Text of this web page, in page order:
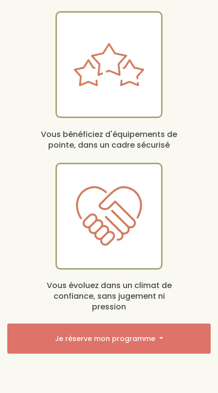
Vous bénéficiez d'équipements de
pointe, dans un cadre sécurisé
Vous évoluez dans un climat de
confiance, sans jugement ni
pression
Je réserve mon programme